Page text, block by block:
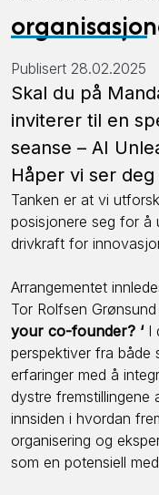
Publisert 28.02.2025
Skal du på
inviterer til en
seanse – AI
Håper vi ser deg
Tanken er at vi
posisjonere seg for å
drivkraft for
Arrangementet
Tor Rolfsen
your co-founder? ‘I
perspektiver fra både
erfaringer med å
dystre fremstillingene
innsiden i hvordan
organisering og
som en potensiell